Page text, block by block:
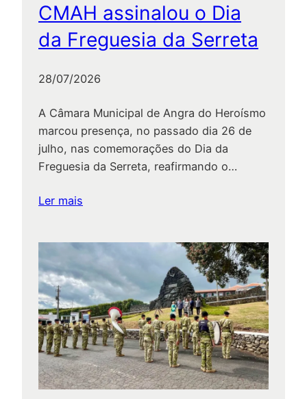
CMAH assinalou o Dia
da Freguesia da Serreta
28/07/2026
A Câmara Municipal de Angra do Heroísmo
marcou presença, no passado dia 26 de
julho, nas comemorações do Dia da
Freguesia da Serreta, reafirmando o…
Ler mais
o
Dia
da
Freguesia
da
Serreta